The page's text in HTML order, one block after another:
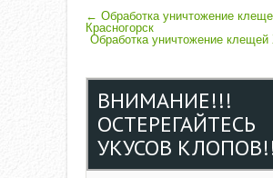
P
O
S
T
N
A
← Обработка уничтожение
Красногорск
Обработка уничтожение клещей
ВНИМАНИЕ!!!
ОСТЕРЕГАЙТЕСЬ
УКУСОВ